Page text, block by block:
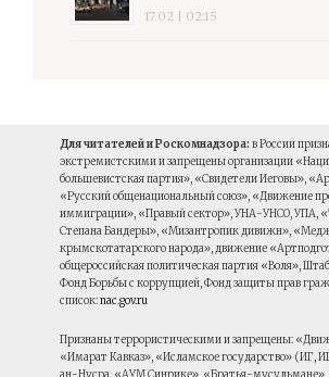
17.02 | 02:15
Для читателей и Роскомнадзора: в России
экстремистскими и запрещены организации
большевистская партия», «Свидетели Иеговы»,
«Русский общенациональный союз», «Движение
иммиграции», «Правый сектор», УНА-УНСО, УПА,
Степана Бандеры», «Мизантропик дивижн»,
крымскотатарского народа», движение
общероссийская политическая партия «Воля»,
Фонд Борьбы с коррупцией, Фонд защиты прав
список:nac.gov.ru
Признаны террористическими и запрещены:
«Имарат Кавказ», «Исламское государство» (ИГ,